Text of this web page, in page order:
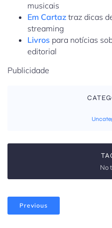
musicais
Em Cartaz traz dicas
streaming
Livros para notícias
editorial
Publicidade
No
Previous